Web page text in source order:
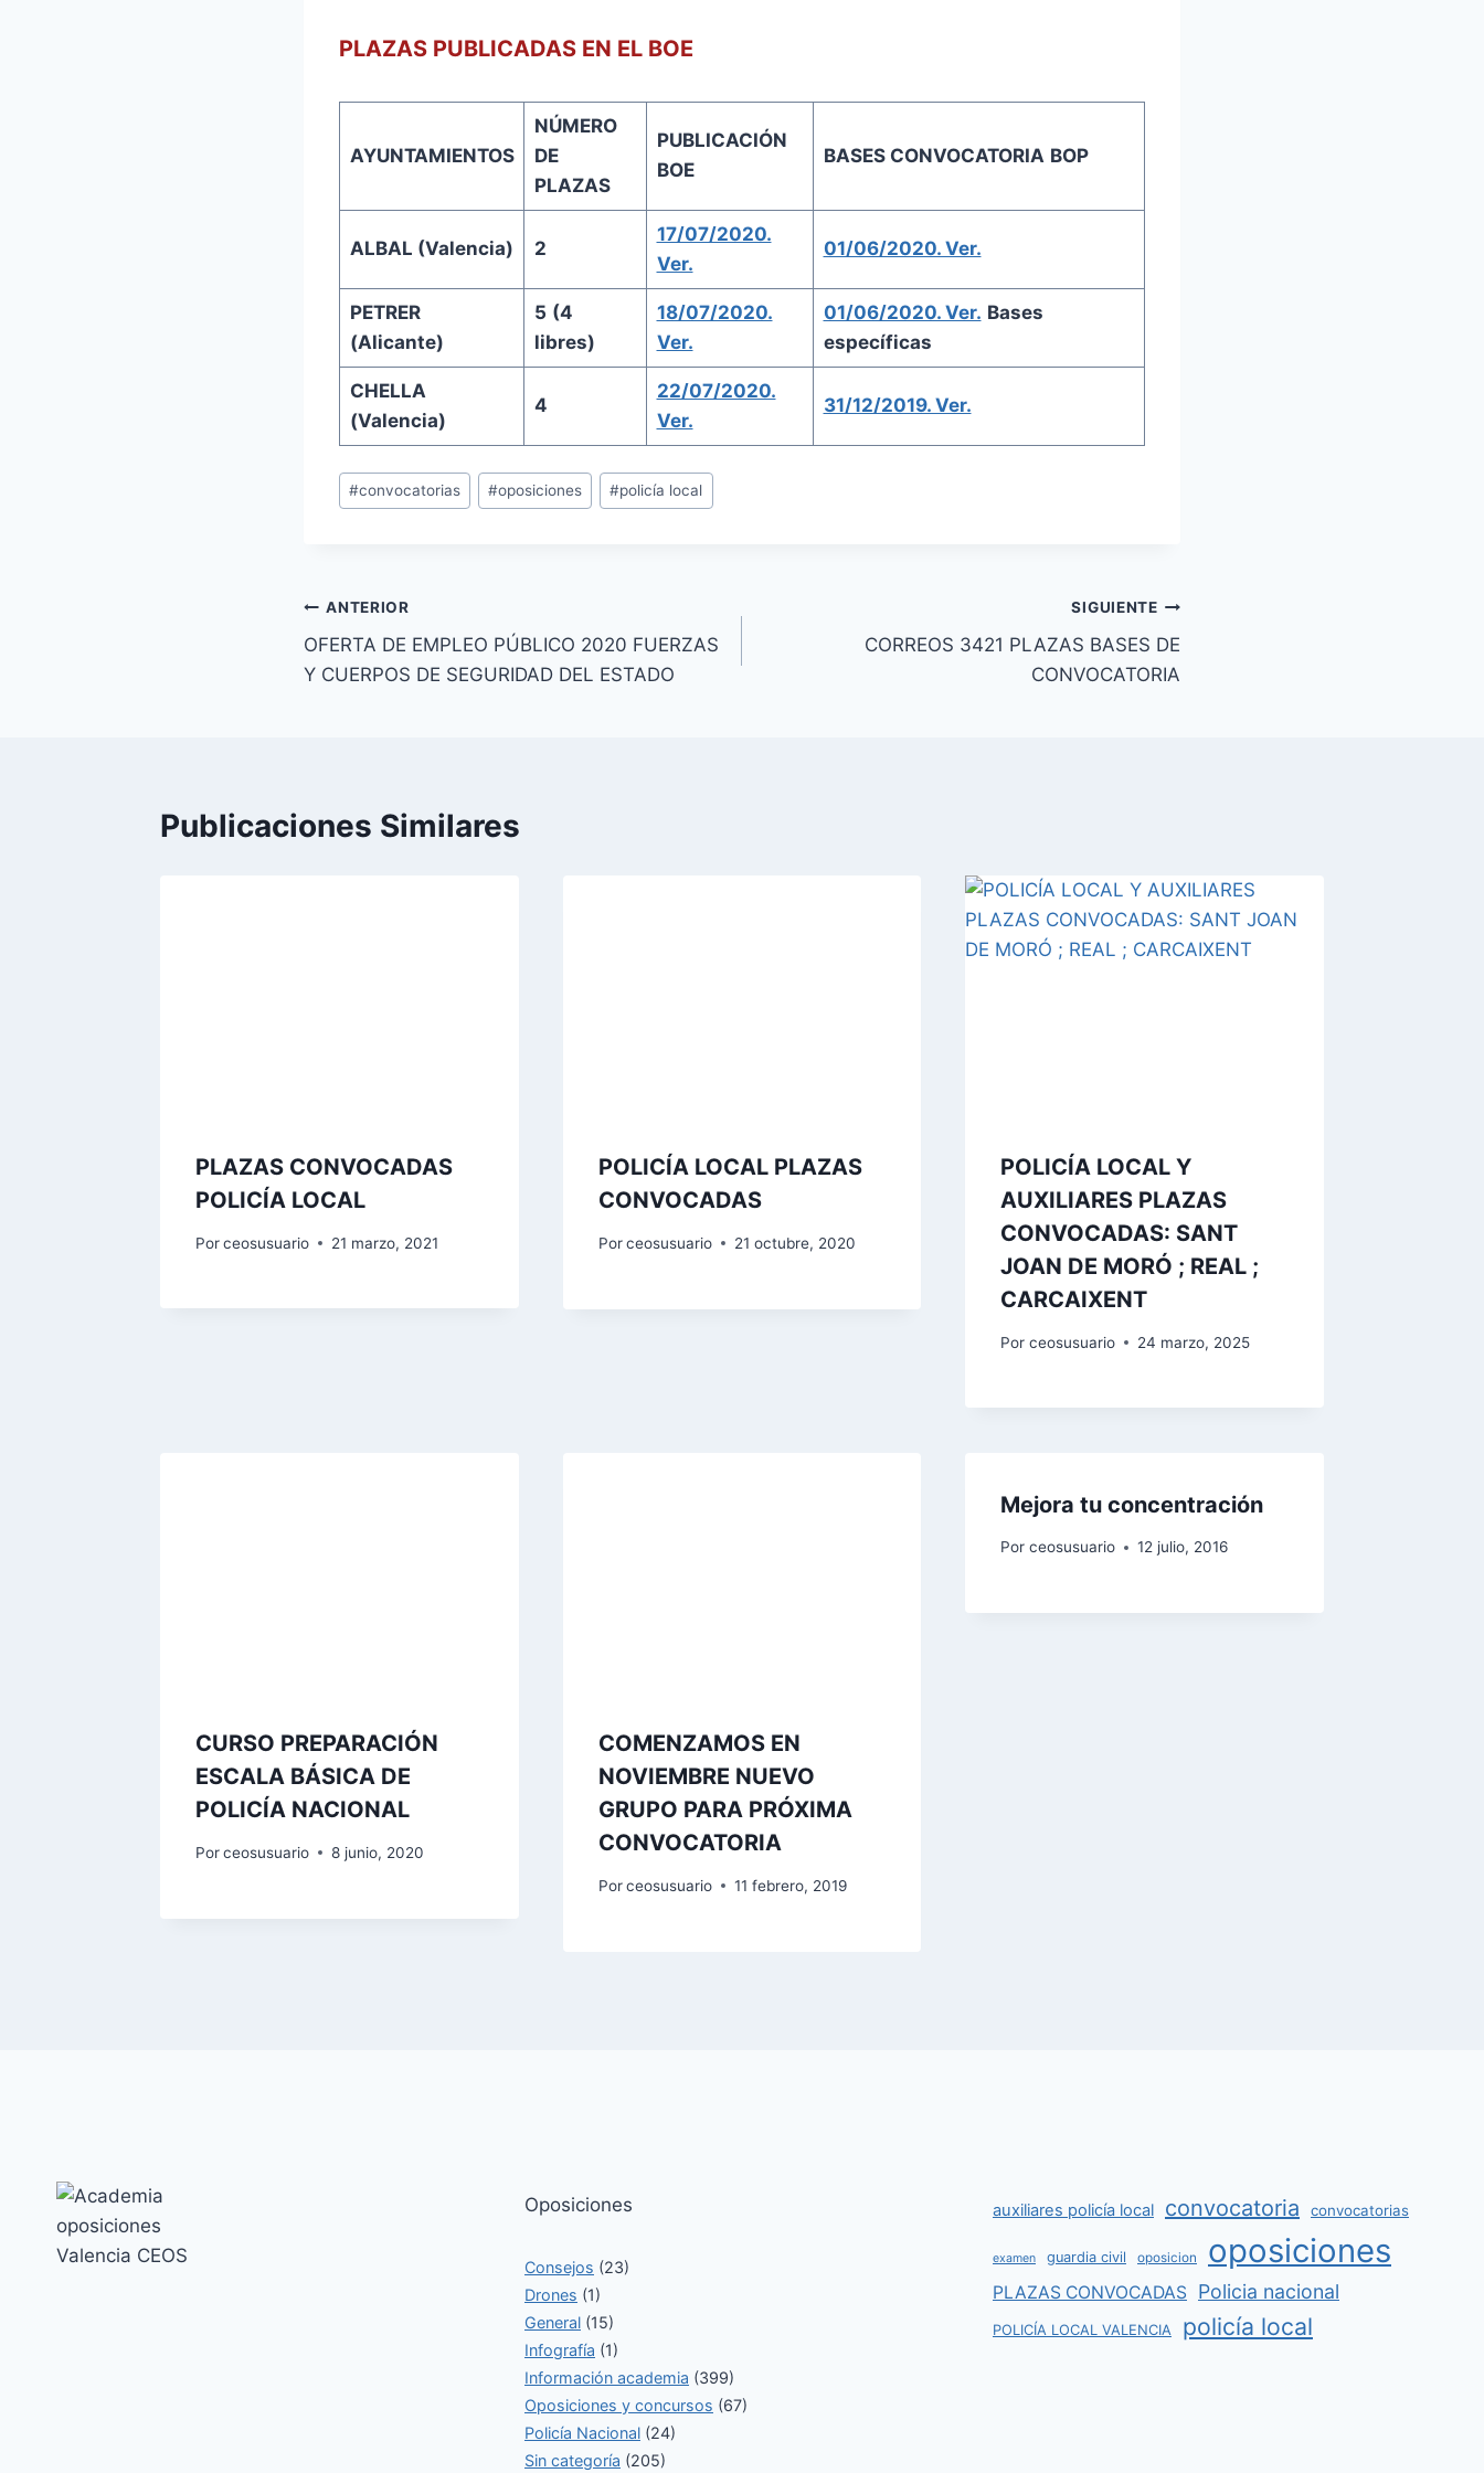
PLAZAS PUBLICADAS EN EL BOE
AYUNTAMIENTOS
NÚMERO
DE
PLAZAS
PUBLICACIÓN
BOE
BASES CONVOCATORIA BOP
ALBAL (Valencia) 2
17/07/2020.
Ver.
01/06/2020. Ver.
PETRER
(Alicante)
5 (4
libres)
18/07/2020.
Ver.
01/06/2020. Ver. Bases
específicas
CHELLA
(Valencia)
4
22/07/2020.
Ver.
31/12/2019. Ver.
Etiquetas
de
#convocatorias #oposiciones #policía local
Navegación
de
ANTERIOR
OFERTA DE EMPLEO PÚBLICO 2020 FUERZAS
Y CUERPOS DE SEGURIDAD DEL ESTADO
SIGUIENTE
CORREOS 3421 PLAZAS BASES DE
CONVOCATORIA
Publicaciones Similares
PLAZAS CONVOCADAS
POLICÍA LOCAL
Porceosusuario 21 marzo, 2021
POLICÍA LOCAL PLAZAS
CONVOCADAS
Por ceosusuario 21 octubre, 2020
POLICÍA LOCAL Y
AUXILIARES PLAZAS
CONVOCADAS: SANT
JOAN DE MORÓ ; REAL ;
CARCAIXENT
Por ceosusuario 24 marzo, 2025
CURSO PREPARACIÓN
ESCALA BÁSICA DE
POLICÍA NACIONAL
Porceosusuario 8 junio, 2020
COMENZAMOS EN
NOVIEMBRE NUEVO
GRUPO PARA PRÓXIMA
CONVOCATORIA
Por ceosusuario 11 febrero, 2019
Mejora tu concentración
Por ceosusuario 12 julio, 2016
Oposiciones
Consejos (23)
Drones (1)
General (15)
Infografía (1)
Información academia (399)
Oposiciones y concursos (67)
Policía Nacional (24)
Sin categoría (205)
auxiliares policía local convocatoria convocatorias
examen guardia civil oposicion oposiciones
PLAZAS CONVOCADAS Policia nacional
POLICÍA LOCAL VALENCIA policía local